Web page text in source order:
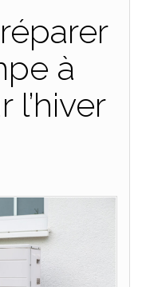
à
l’hiver